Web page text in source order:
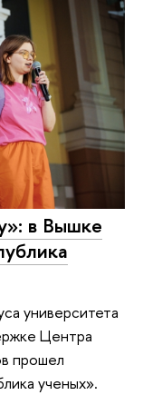
в Вышке
университета
Центра
прошел
ученых».